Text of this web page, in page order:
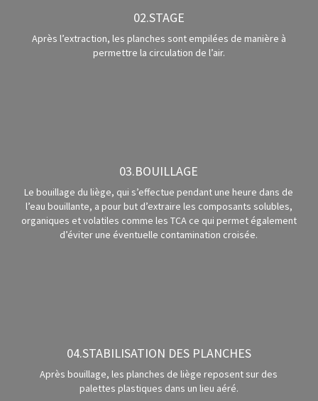
02.STAGE
Après l’extraction, les planches sont empilées de manière à
permettre la circulation de l’air.
03.BOUILLAGE
Le bouillage du liège, qui s’effectue pendant une heure dans de
l’eau bouillante, a pour but d’extraire les composants solubles,
organiques et volatiles comme les TCA ce qui permet également
d’éviter une éventuelle contamination croisée.
04.STABILISATION DES PLANCHES
Après bouillage, les planches de liège reposent sur des
palettes plastiques dans un lieu aéré.